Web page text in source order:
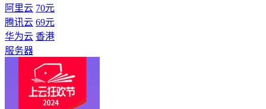
阿里云 70元
腾讯云 69元
华为云 香港
服务器